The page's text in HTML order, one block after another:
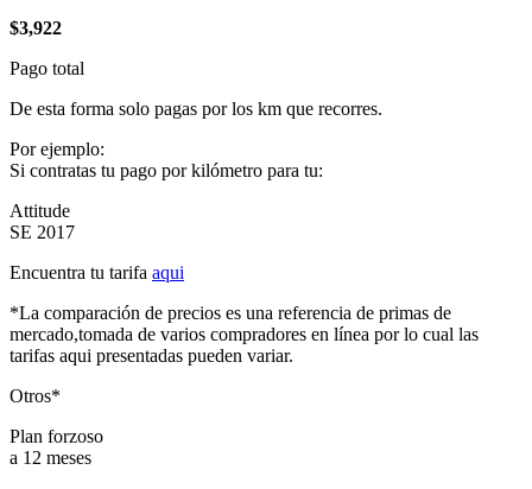
$3,922
Pago total
De esta forma solo pagas por los km que recorres.
Por ejemplo:
Si contratas tu pago por kilómetro para tu:
Attitude
SE 2017
Encuentra tu tarifa aqui
*La comparación de precios es una referencia de primas de
mercado,tomada de varios compradores en línea por lo cual las
tarifas aqui presentadas pueden variar.
Otros*
Plan forzoso
a 12 meses